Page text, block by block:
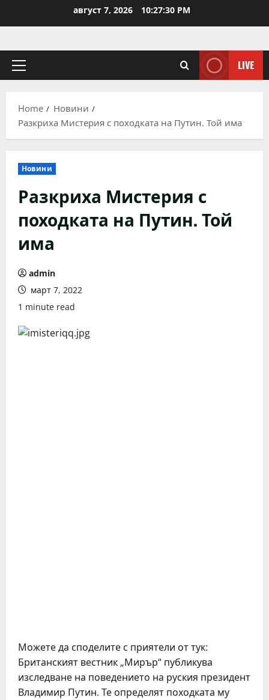
август 7, 2026 10:27:31 PM
Primary
LIVE
Home
Новини
Разкриха Мистерия с походката на Путин. Той има
Новини
Разкриха Мистерия с
походката на Путин. Той
има
admin
март 7, 2022
1 minute read
Можете да споделите с приятели от тук:
Британският вестник „Мирър“ публикува
изследване на поведението на руския президент
Владимир Путин. Те определят походката му